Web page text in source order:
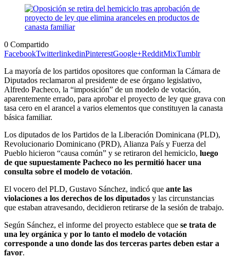
0 Compartido
FacebookTwitterlinkedinPinterestGoogle+RedditMixTumblr
La mayoría de los partidos opositores que conforman la Cámara de
Diputados reclamaron al presidente de ese órgano legislativo,
Alfredo Pacheco, la “imposición” de un modelo de votación,
aparentemente errado, para aprobar el proyecto de ley que grava con
tasa cero en el arancel a varios elementos que constituyen la canasta
básica familiar.
Los diputados de los Partidos de la Liberación Dominicana (PLD),
Revolucionario Dominicano (PRD), Alianza País y Fuerza del
Pueblo hicieron “causa común” y se retiraron del hemiciclo, luego
de que supuestamente Pacheco no les permitió hacer una
consulta sobre el modelo de votación.
El vocero del PLD, Gustavo Sánchez, indicó que ante las
violaciones a los derechos de los diputados y las circunstancias
que estaban atravesando, decidieron retirarse de la sesión de trabajo.
Según Sánchez, el informe del proyecto establece que se trata de
una ley orgánica y por lo tanto el modelo de votación
corresponde a uno donde las dos terceras partes deben estar a
favor.